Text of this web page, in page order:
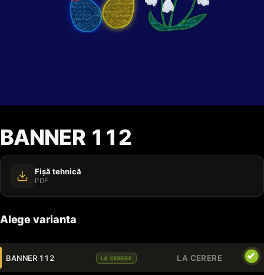
BANNER 112
Fișă tehnică
PDF
Alege varianta
BANNER 112 LA CERERE LA CERERE